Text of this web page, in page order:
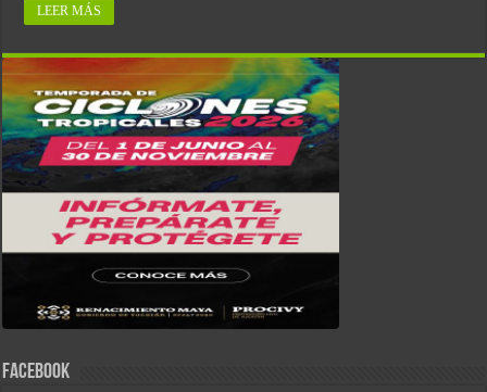
LEER MÁS
FACEBOOK